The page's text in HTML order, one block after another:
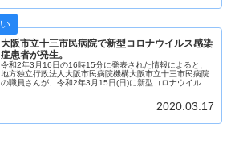
大阪市立十三市民病院で新型コロナウイルス感染
症患者が発生。
令和2年3月16日の16時15分に発表された情報によると、
地方独立行政法人大阪市民病院機構大阪市立十三市民病院
の職員さんが、令和2年3月15日(日)に新型コロナウイルス
2020.03.17